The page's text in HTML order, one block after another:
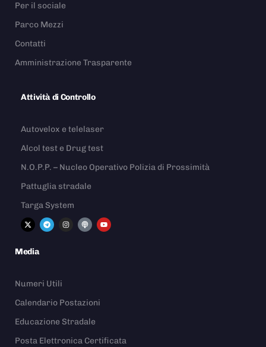
Per il sociale
Parco Mezzi
Contatti
Amministrazione Trasparente
Attività di Controllo
Autovelox e telelaser
Alcol test e Drug test
N.O.P.P. – Nucleo Operativo Polizia di Prossimità
Pattuglia stradale
Targa System
Media
Numeri Utili
Calendario Postazioni
Educazione Stradale
Posta Elettronica Certificata